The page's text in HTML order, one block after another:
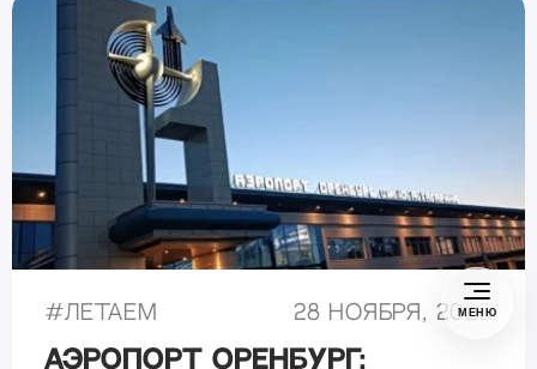
#Летаем 28 ноября, 2025
Аэропорт Оренбург:
МЕНЮ